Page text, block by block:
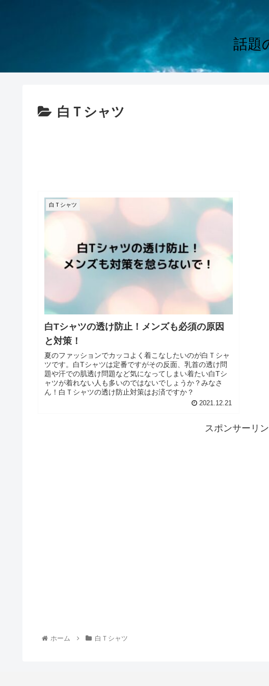
話題
白Ｔシャツ
白Ｔシャツ
白Tシャツの透け防止！メンズも必須の原因
と対策！
夏のファッションでカッコよく着こなしたいのが白Ｔシャ
ツです。白Tシャツは定番ですがその反面、乳首の透け問
題や汗での肌透け問題など気になってしまい着たい白Tシ
ャツが着れない人も多いのではないでしょうか？みなさ
ん！白Ｔシャツの透け防止対策はお済ですか？
2021.12.21
スポンサーリ
ホーム 白Ｔシャツ